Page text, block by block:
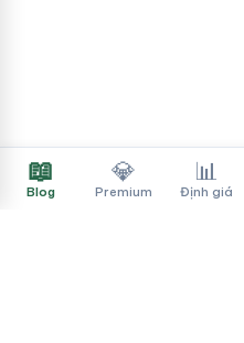
📖
Blog
💎
Premium
📊
Định giá